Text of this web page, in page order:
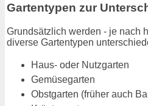
Gartentypen zur
Grundsätzlich werden - je nach
diverse Gartentypen
Haus- oder Nutzgarten
Gemüsegarten
Obstgarten (früher auch